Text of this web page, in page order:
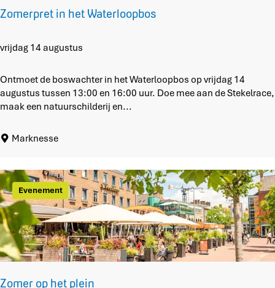
e
k
r
d
o
t
e
Zomerpret in het Waterloopbos
Z
m
e
i
h
e
t
W
a
t
e
vrijdag 14 augustus
Ontmoet de boswachter in het Waterloopbos op vrijdag 14
augustus tussen 13:00 en 16:00 uur. Doe mee aan de Stekelrace,
maak een natuurschilderij en...
Marknesse
Zomer op het plein
Evenement